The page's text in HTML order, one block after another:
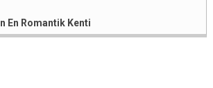
En Romantik Kenti